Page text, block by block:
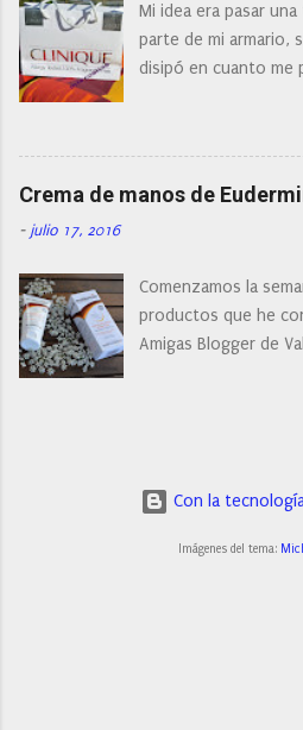
post os voy a dar mi
cepillo facial de
Mi idea era pasar
parte de mi armario,
disipó en cuanto me
resistirse a esta
Crema de manos de
- julio 17, 2016
Comenzamos la
productos que he
Amigas Blogger de
manos para utilizar
Con la
Imágenes del tema: